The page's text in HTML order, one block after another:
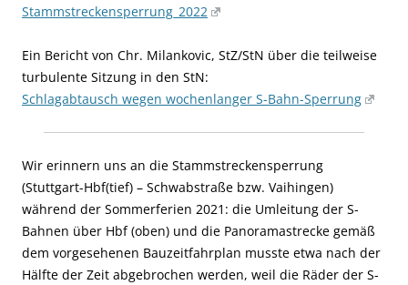
Stammstreckensperrung_2022
Ein Bericht von Chr. Milankovic, StZ/StN über die teilweise
turbulente Sitzung in den StN:
Schlagabtausch wegen wochenlanger S-Bahn-Sperrung
Wir erinnern uns an die Stammstreckensperrung
(Stuttgart-Hbf(tief) – Schwabstraße bzw. Vaihingen)
während der Sommerferien 2021: die Umleitung der S-
Bahnen über Hbf (oben) und die Panoramastrecke gemäß
dem vorgesehenen Bauzeitfahrplan musste etwa nach der
Hälfte der Zeit abgebrochen werden, weil die Räder der S-